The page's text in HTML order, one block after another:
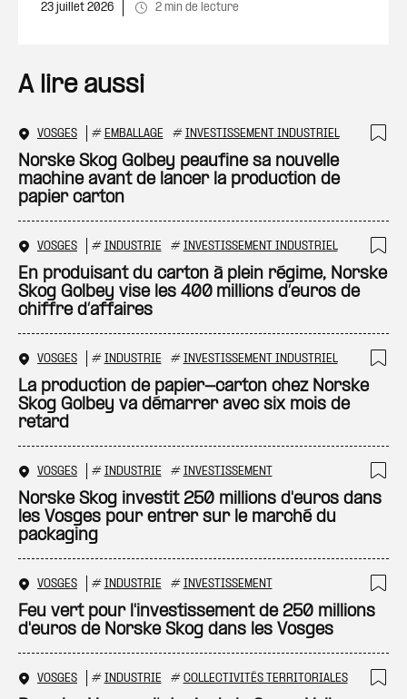
23 juillet 2026 2 min de lecture
A lire aussi
VOSGES # EMBALLAGE # INVESTISSEMENT INDUSTRIEL
Norske Skog Golbey peaufine sa nouvelle
machine avant de lancer la production de
papier carton
VOSGES # INDUSTRIE # INVESTISSEMENT INDUSTRIEL
En produisant du carton à plein régime, Norske
Skog Golbey vise les 400 millions d’euros de
chiffre d’affaires
VOSGES # INDUSTRIE # INVESTISSEMENT INDUSTRIEL
La production de papier-carton chez Norske
Skog Golbey va démarrer avec six mois de
retard
VOSGES # INDUSTRIE # INVESTISSEMENT
Norske Skog investit 250 millions d'euros dans
les Vosges pour entrer sur le marché du
packaging
VOSGES # INDUSTRIE # INVESTISSEMENT
Feu vert pour l'investissement de 250 millions
d'euros de Norske Skog dans les Vosges
VOSGES # INDUSTRIE # COLLECTIVITÉS TERRITORIALES